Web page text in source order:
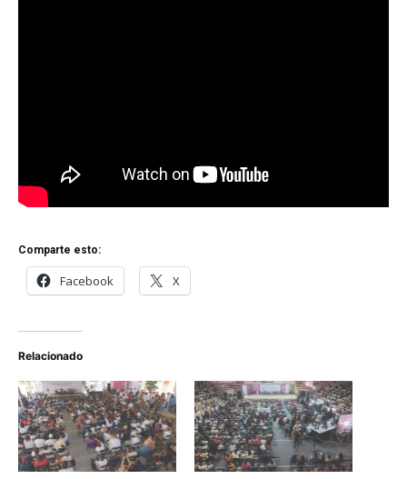
Comparte esto:
Facebook X
Relacionado